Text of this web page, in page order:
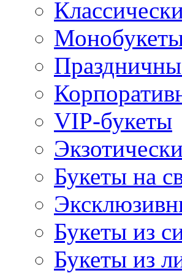
VIP-букеты
Букеты на
Букеты из
Букеты из